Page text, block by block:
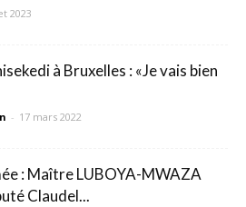
2023
à Bruxelles : «Je vais bien
- 17 mars 2022
: Maître LUBOYA-MWAZA
Claudel...